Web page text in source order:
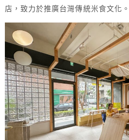
店，致力於推廣台灣傳統米食文化。